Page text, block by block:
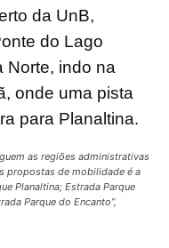
da UnB,
do Lago
Norte, indo na
onde uma pista
para Planaltina.
as regiões administrativas
propostas de mobilidade é a
Planaltina; Estrada Parque
Parque do Encanto”,